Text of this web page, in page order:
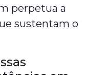
perpetua a
sustentam o